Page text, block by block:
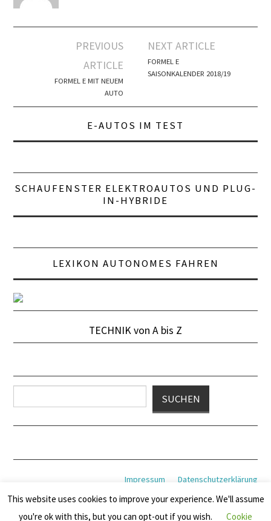
Navigation
PREVIOUS
ARTICLE
FORMEL E MIT NEUEM
AUTO
NEXT ARTICLE
FORMEL E
SAISONKALENDER 2018/19
E-AUTOS IM TEST
SCHAUFENSTER ELEKTROAUTOS UND PLUG-
IN-HYBRIDE
LEXIKON AUTONOMES FAHREN
TECHNIK von A bis Z
SUCHEN
Datenschutzerklärung
Impressum
This website uses cookies to improve your experience. We'll assume
you're ok with this, but you can opt-out if you wish.
Cookie